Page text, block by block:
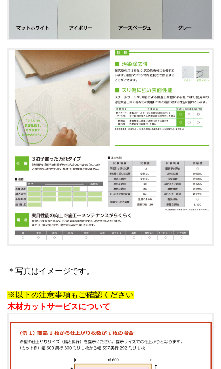
＊写真はイメージです。
※以下の注意事項もご確認ください
木材カットサービスについて